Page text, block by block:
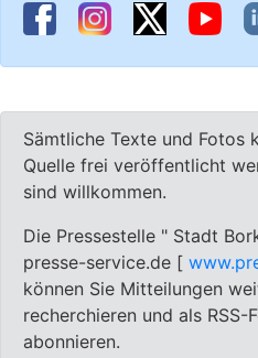
Sämtliche Texte und Fotos
Quelle frei veröffentlicht
sind willkommen.
Die Pressestelle " Stadt
presse-service.de [
können Sie Mitteilungen
recherchieren und als RSS-
abonnieren.